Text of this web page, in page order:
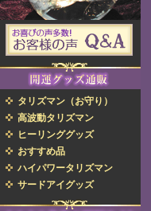
タリズマン（お守り）
高波動タリズマン
ヒーリンググッズ
おすすめ品
ハイパワータリズマン
サードアイグッズ